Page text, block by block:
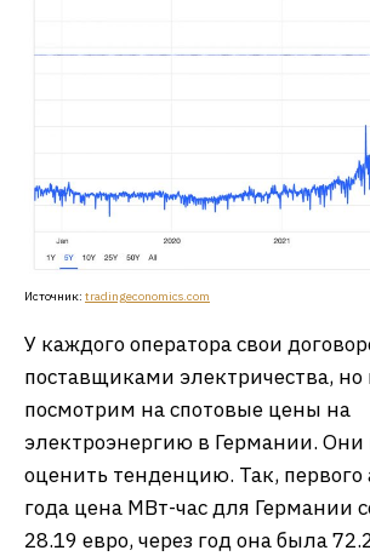
Источник: tradingeconomics.com
У каждого оператора свои
поставщиками электричества,
посмотрим на спотовые цены на
электроэнергию в Германии. Они
оценить тенденцию. Так, первого
года цена МВт-час для Германии
28.19 евро, через год она была